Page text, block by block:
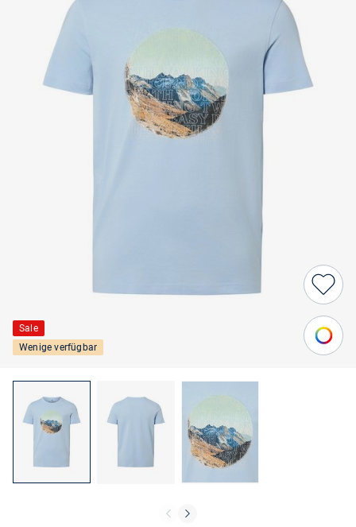
Sale
Wenige verfügbar